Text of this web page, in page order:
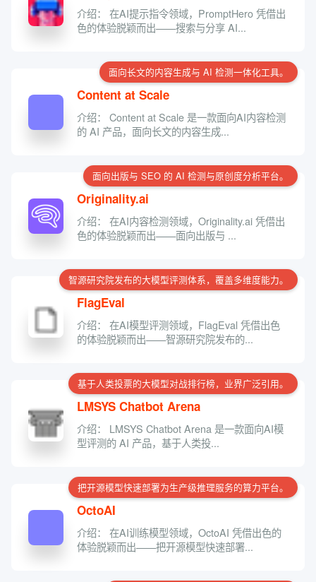
介绍： 在AI提示指令领域，PromptHero 凭借出
色的体验脱颖而出——搜索与分享 AI...
面向长文的内容生成与 AI 检测一体化工具。
Content at Scale
介绍： Content at Scale 是一款面向AI内容检测
的 AI 产品，面向长文的内容生成...
面向出版与 SEO 的 AI 检测与原创度分析平台。
Originality.ai
介绍： 在AI内容检测领域，Originality.ai 凭借出
色的体验脱颖而出——面向出版与 ...
智源研究院发布的大模型评测体系，覆盖多维度能力。
FlagEval
介绍： 在AI模型评测领域，FlagEval 凭借出色
的体验脱颖而出——智源研究院发布的...
基于人类投票的大模型对战排行榜，业界广泛引用。
LMSYS Chatbot Arena
介绍： LMSYS Chatbot Arena 是一款面向AI模
型评测的 AI 产品，基于人类投...
把开源模型快速部署为生产级推理服务的算力平台。
OctoAI
介绍： 在AI训练模型领域，OctoAI 凭借出色的
体验脱颖而出——把开源模型快速部署...